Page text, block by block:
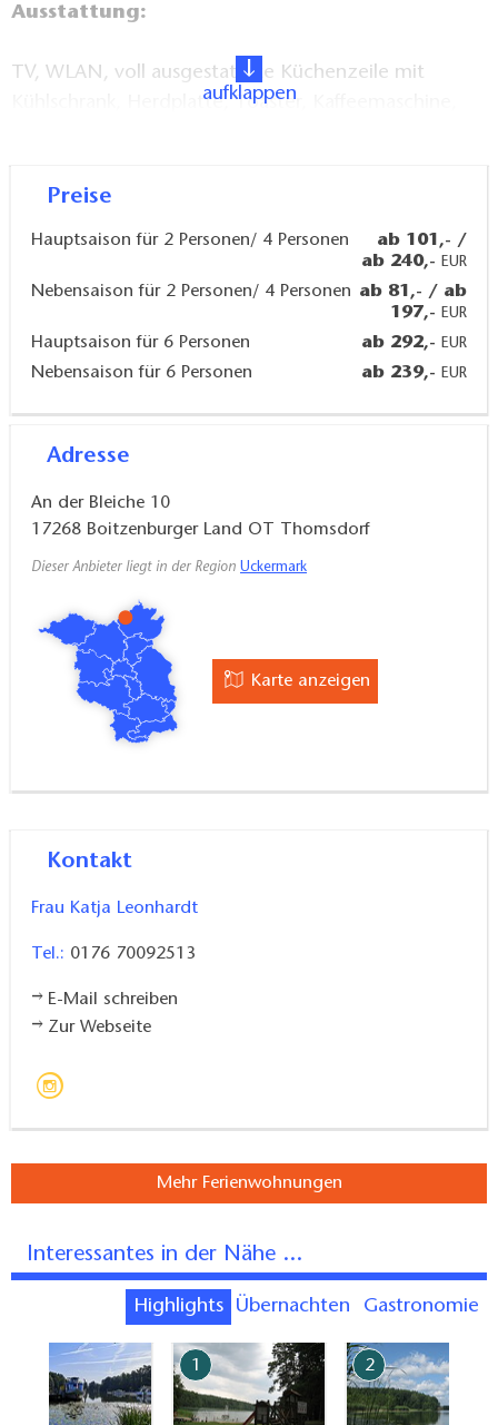
Ausstattung:
TV, WLAN, voll ausgestattete Küchenzeile mit
Kühlschrank, Herdplatte, Toaster, Kaffeemaschine,
Aufzug vorhanden
Wellness im Saunahaus mit Garten und Whirlpool
Restaurant mit großer See-Terrasse und Kamin
(Eröffnung März 2026)
Spielplatz
Parkplätze und verschließbarer Schuppen für
Fahrrad, Kanu, Kajak, SUP inklusive
Hunde sind in 6 Wohnungen willkommen
Für Gruppen/Events:
Kleiner Saal für Kurse, Feriern und Veranstaltungen
für 40 bis 60 Personen
aufklappen
Preise
Hauptsaison für 2 Personen/ 4 Personen
ab 101,- /
ab 240,- EUR
Nebensaison für 2 Personen/ 4 Personen ab 81,- / ab
197,- EUR
Hauptsaison für 6 Personen ab 292,- EUR
Nebensaison für 6 Personen ab 239,- EUR
Adresse
An der Bleiche 10
17268 Boitzenburger Land OT Thomsdorf
Dieser Anbieter liegt in der Region Uckermark
Karte anzeigen
Kontakt
Frau Katja Leonhardt
Tel.: 0176 70092513
E-Mail schreiben
Zur Webseite
Mehr Ferienwohnungen
Interessantes in der Nähe ...
Highlights Übernachten Gastronomie
1 2